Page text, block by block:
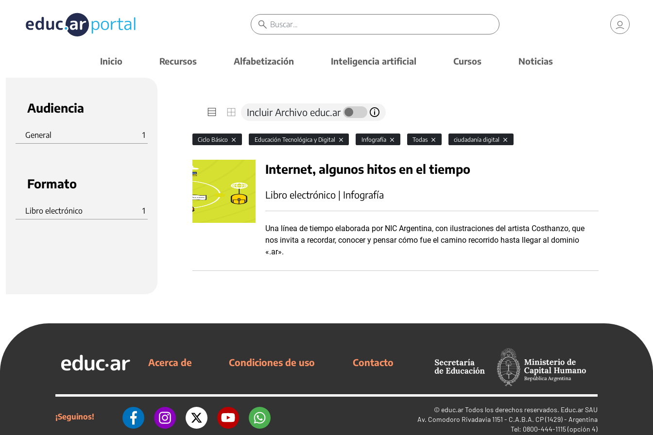
Inicio Recursos Alfabetización Inteligencia artificial Cursos Noticias
Audiencia
General 1
Formato
Libro electrónico 1
Incluir Archivo educ.ar
Ciclo Básico Educación Tecnológica y Digital Infografía Todas ciudadanía digital
Internet, algunos hitos en el tiempo
Libro electrónico | Infografía
Una línea de tiempo elaborada por NIC Argentina, con ilustraciones del artista Costhanzo, que
nos invita a recordar, conocer y pensar cómo fue el camino recorrido hasta llegar al dominio
«.ar».
Acerca de Condiciones de uso Contacto
¡Seguinos!
© educ.arTodos los derechos reservados. Educ.ar SAU
Av. Comodoro Rivadavia 1151 - C.A.B.A. CP (1429) - Argentina
Tel: 0800-444-1115 (opción 4)